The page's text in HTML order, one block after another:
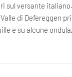
sul versante
di Defereggen
e su alcune